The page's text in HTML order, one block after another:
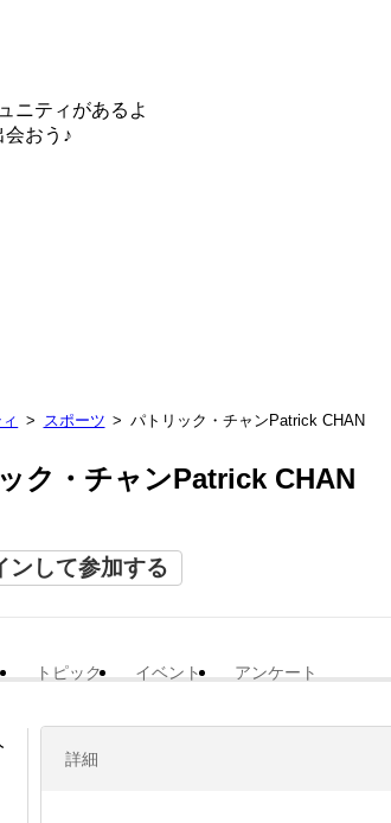
ニティがあるよ
会おう♪
スポーツ パトリック・チャンPatrick CHAN
ク・チャンPatrick CHAN
ンして参加する
トピック イベント アンケート
詳細